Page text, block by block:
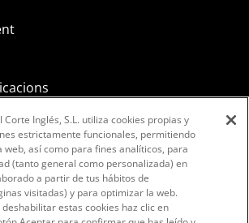
Facebook
Instagram
LinkedIn
Corte Inglés, S.L. utiliza cookies propias y
estrictamente funcionales, permitiendo
web, así como para fines analíticos, para
(tanto general como personalizada) en
a partir de tus hábitos de
visitadas) y para optimizar la web.
estas cookies haz clic en